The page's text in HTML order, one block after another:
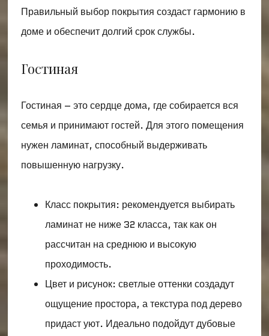
Правильный выбор покрытия создаст гармонию в
доме и обеспечит долгий срок службы.
Гостиная
Гостиная – это сердце дома, где собирается вся
семья и принимают гостей. Для этого помещения
нужен ламинат, способный выдерживать
повышенную нагрузку.
Класс покрытия: рекомендуется выбирать
ламинат не ниже 32 класса, так как он
рассчитан на среднюю и высокую
проходимость.
Цвет и рисунок: светлые оттенки создадут
ощущение простора, а текстура под дерево
придаст уют. Идеально подойдут дубовые